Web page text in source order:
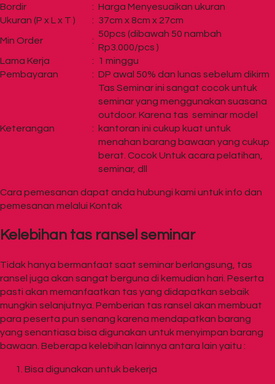
Bordir
: Harga Menyesuaikan ukuran
Ukuran (P x L x T )
: 37cm x 8cm x 27cm
Min Order :
50pcs (dibawah 50 nambah
Rp3.000/pcs )
Lama Kerja
:
1 minggu
Pembayaran
: DP awal 50% dan lunas sebelum dikirm
Keterangan :
Tas Seminar ini sangat cocok untuk
seminar yang menggunakan suasana
outdoor. Karena tas seminar model
kantoran ini cukup kuat untuk
menahan barang bawaan yang cukup
berat. Cocok Untuk acara pelatihan,
seminar, dll
Cara pemesanan dapat anda hubungi kami untuk info dan
pemesanan melalui Kontak
Kelebihan tas ransel seminar
Tidak hanya bermanfaat saat seminar berlangsung, tas
ransel juga akan sangat berguna di kemudian hari. Peserta
pasti akan memanfaatkan tas yang didapatkan sebaik
mungkin selanjutnya. Pemberian tas ransel akan membuat
para peserta pun senang karena mendapatkan barang
yang senantiasa bisa digunakan untuk menyimpan barang
bawaan. Beberapa kelebihan lainnya antara lain yaitu :
Bisa digunakan untuk bekerja